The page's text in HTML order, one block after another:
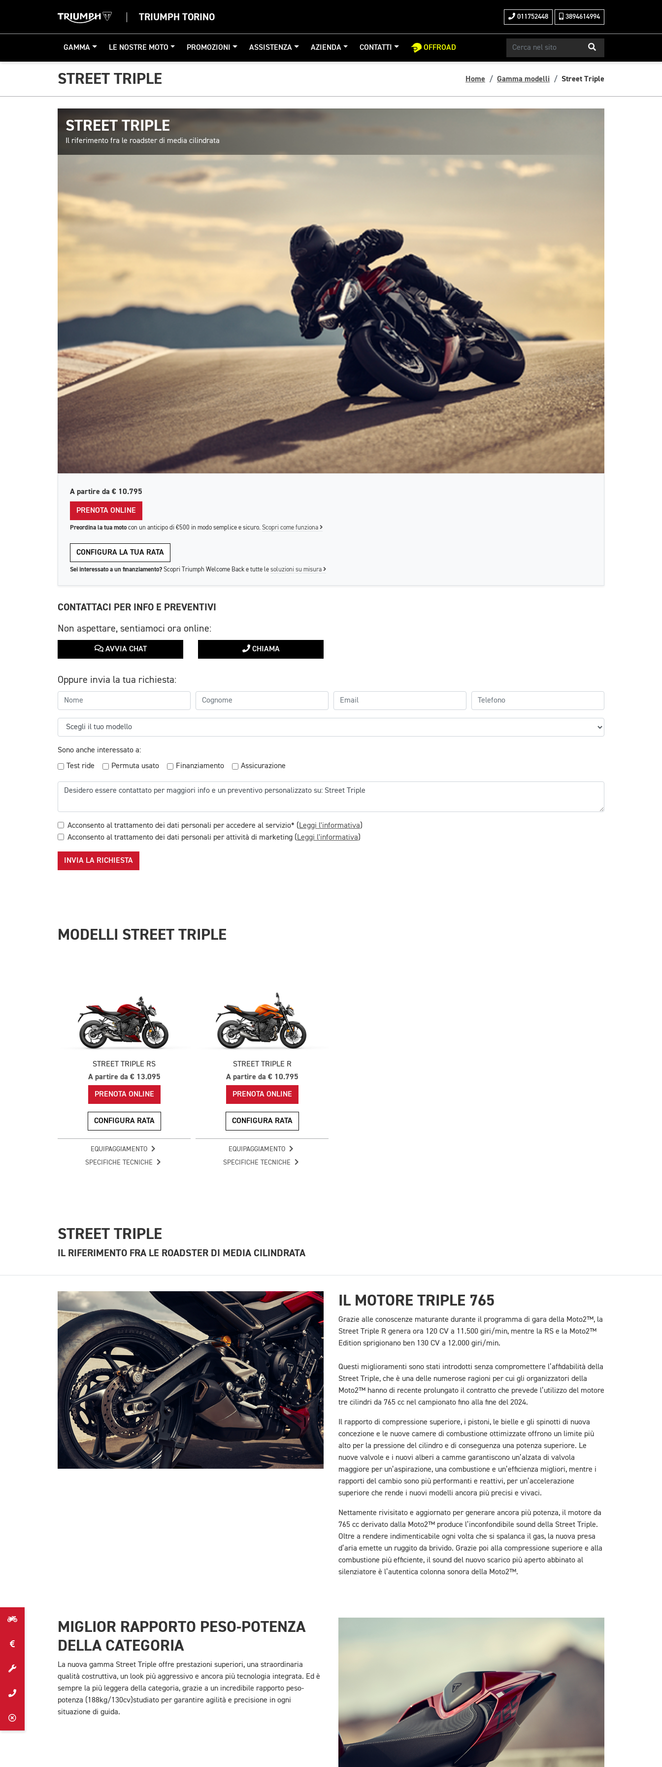
TRIUMPH TORINO 011752448 3894614994
GAMMA LE NOSTRE MOTO PROMOZIONI ASSISTENZA AZIENDA CONTATTI OFFROAD
STREET TRIPLE Home Gamma modelli Street Triple
STREET TRIPLE
Il riferimento fra le roadster di media cilindrata
A partire da € 10.795
PRENOTA ONLINE
Preordina la tua moto con un anticipo di €500 in modo semplice e sicuro. Scopri come funziona
CONFIGURA LA TUA RATA
Sei interessato a un finanziamento? Scopri Triumph Welcome Back e tutte le soluzioni su misura
CONTATTACI PER INFO E PREVENTIVI
Non aspettare, sentiamoci ora online:
AVVIA CHAT CHIAMA
Oppure invia la tua richiesta:
Sono anche interessato a:
Test ride
Permuta usato Finanziamento Assicurazione
Acconsento al trattamento dei dati personali per accedere al servizio* (Leggi l'informativa)
Acconsento al trattamento dei dati personali per attività di marketing (Leggi l'informativa)
INVIA LA RICHIESTA
MODELLI STREET TRIPLE
STREET TRIPLE RS
A partire da € 13.095
PRENOTA ONLINE
CONFIGURA RATA
EQUIPAGGIAMENTO
SPECIFICHE TECNICHE
STREET TRIPLE R
A partire da € 10.795
PRENOTA ONLINE
CONFIGURA RATA
EQUIPAGGIAMENTO
SPECIFICHE TECNICHE
STREET TRIPLE
IL RIFERIMENTO FRA LE ROADSTER DI MEDIA CILINDRATA
IL MOTORE TRIPLE 765
Grazie alle conoscenze maturante durante il programma di gara della Moto2™, la
Street Triple R genera ora 120 CV a 11.500 giri/min, mentre la RS e la Moto2™
Edition sprigionano ben 130 CV a 12.000 giri/min.
Questi miglioramenti sono stati introdotti senza compromettere l’affidabilità della
Street Triple, che è una delle numerose ragioni per cui gli organizzatori della
Moto2™ hanno di recente prolungato il contratto che prevede l’utilizzo del motore
tre cilindri da 765 cc nel campionato fino alla fine del 2024.
Il rapporto di compressione superiore, i pistoni, le bielle e gli spinotti di nuova
concezione e le nuove camere di combustione ottimizzate offrono un limite più
alto per la pressione del cilindro e di conseguenza una potenza superiore. Le
nuove valvole e i nuovi alberi a camme garantiscono un’alzata di valvola
maggiore per un’aspirazione, una combustione e un’efficienza migliori, mentre i
rapporti del cambio sono più performanti e reattivi, per un’accelerazione
superiore che rende i nuovi modelli ancora più precisi e vivaci.
Nettamente rivisitato e aggiornato per generare ancora più potenza, il motore da
765 cc derivato dalla Moto2™ produce l’inconfondibile sound della Street Triple.
Oltre a rendere indimenticabile ogni volta che si spalanca il gas, la nuova presa
d’aria emette un ruggito da brivido. Grazie poi alla compressione superiore e alla
combustione più efficiente, il sound del nuovo scarico più aperto abbinato al
silenziatore è l’autentica colonna sonora della Moto2™.
MIGLIOR RAPPORTO PESO-POTENZA
DELLA CATEGORIA
La nuova gamma Street Triple offre prestazioni superiori, una straordinaria
qualità costruttiva, un look più aggressivo e ancora più tecnologia integrata. Ed è
sempre la più leggera della categoria, grazie a un incredibile rapporto peso-
potenza (188kg/130cv)studiato per garantire agilità e precisione in ogni
situazione di guida.